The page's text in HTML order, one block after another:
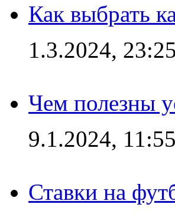
Как выбрать
1.3.2024, 23:25
Чем полезны
9.1.2024, 11:55
Ставки на